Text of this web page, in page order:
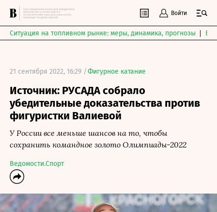
Войти
Ситуация на топливном рынке: меры, динамика, прогнозы
21 сентября 2022, 16:29 /Фигурное катание
Источник: РУСАДА собрало
убедительные доказательства против
фигуристки Валиевой
У России все меньше шансов на то, чтобы
сохранить командное золото Олимпиады-2022
Ведомости.Спорт